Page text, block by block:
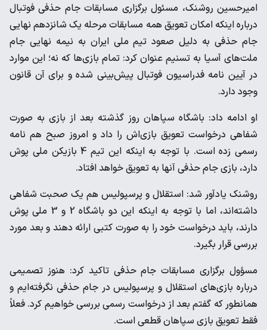
امیرحسین روشنک، مسئول برگزاری مسابقات جام حذفی فوتبال
درباره اینکه امکان تعویق همه مسابقات مرحله یک شانزدهم نهایی
جام حذفی به دلیل صعود تیم ملی ایران به نیمه نهایی جام
ملت‌های آسیا به تسنیم عنوان کرد: تمام بازی‌ها که نه؛ این موارد
در آیین نامه فدراسیون فوتبال پیش‌بینی شده و برای آن قانون
وجود دارد.
او ادامه داد: باشگاه سپاهان روز گذشته بعد از بازی به صورت
شفاهی درخواست تعویق بازی‌اش را داد و امروز صبح هم نامه
رسمی زده است. با توجه به اینکه این تیم 4 بازیکن ملی پوش
دارد، بازی جام حذفی آنها به تعویق خواهد افتاد.
روشنک یادآور شد: استقلال و پرسپولیس هم یک صحبت شفاهی
داشته‌اند، اما با توجه به اینکه این دو باشگاه 2 و 3 ملی پوش
دارند، باید درخواست خود را به صورت کتبی ارائه دهند و بعد مورد
بررسی قرار بگیرد.
مسؤول برگزاری مسابقات جام حذفی تاکید کرد: هنوز تصمیمی
درباره بازی‌های استقلال و پرسپولیس در جام حذفی نگرفته‌ایم و
همانطور که گفتم بعد از درخواست رسمی بررسی خواهیم کرد. فعلاً
فقط تعویق بازی سپاهان قطعی است.